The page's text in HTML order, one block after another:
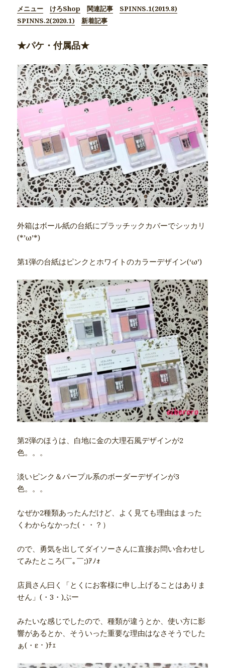
メニュー けろShop 関連記事
SPINNS.1(2019.8)
SPINNS.2(2020.1)
新着記事
★パケ・付属品★
外箱はボール紙の台紙にプラッチックカバーでシッカリ
(*’ω’*)
第1弾の台紙はピンクとホワイトのカラーデザイン(‘ω’)
第2弾のほうは、白地に金の大理石風デザインが2
色。。。
淡いピンク＆パープル系のボーダーデザインが3
色。。。
なぜか2種類あったんだけど、よく見ても理由はまった
くわからなかった(・・？）
ので、勇気を出してダイソーさんに直接お問い合わせし
てみたところ(￣｡￣;)ｱﾉｫ
店員さん曰く「とくにお客様に申し上げることはありま
せん」(・3・)ぷー
みたいな感じでしたので、種類が違うとか、使い方に影
響があるとか、そういった重要な理由はなさそうでした
ぁ(・ε・)ﾁｪ